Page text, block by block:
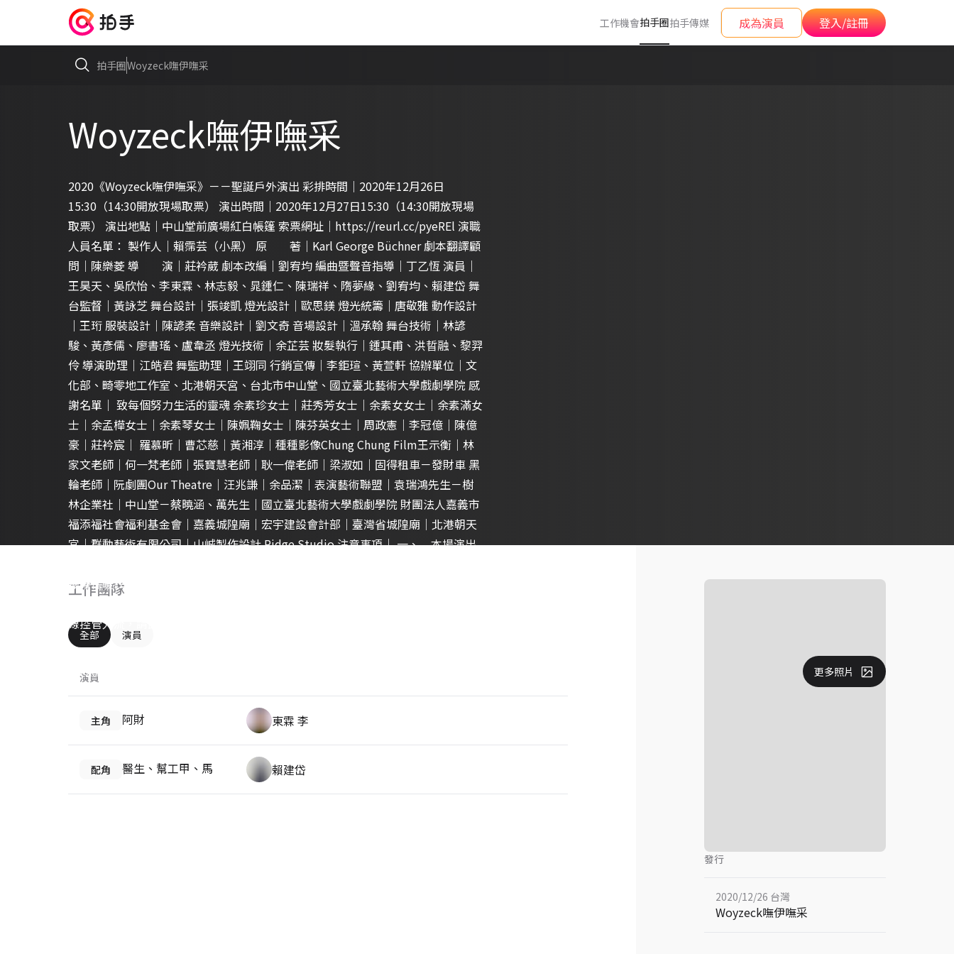
工作機會拍手圈拍手傳媒 成為演員 登入/註冊
拍手圈Woyzeck嘸伊嘸采
Woyzeck嘸伊嘸采
2020《Woyzeck嘸伊嘸采》－－聖誕戶外演出 彩排時間｜2020年12月26日
15:30（14:30開放現場取票） 演出時間｜2020年12月27日15:30（14:30開放現場
取票） 演出地點｜中山堂前廣場紅白帳篷 索票網址｜https://reurl.cc/pyeREl 演職
人員名單： 製作人｜賴霈芸（小黑） 原 著｜Karl George Büchner 劇本翻譯顧
問｜陳樂菱 導 演｜莊衿葳 劇本改編｜劉宥均 編曲暨聲音指導｜丁乙恆 演員｜
王昊天、吳欣怡、李東霖、林志毅、晁鍾仁、陳瑞祥、隋夢緣、劉宥均、賴建岱 舞
台監督｜黃詠芝 舞台設計｜張竣凱 燈光設計｜歐思鎂 燈光統籌｜唐敬雅 動作設計
｜王珩 服裝設計｜陳諺柔 音樂設計｜劉文奇 音場設計｜溫承翰 舞台技術｜林諺
駿、黃彥儒、廖書瑤、盧韋丞 燈光技術｜余芷芸 妝髮執行｜鍾其甫、洪晢融、黎羿
伶 導演助理｜江皓君 舞監助理｜王翊同 行銷宣傳｜李鉅瑄、黃萱軒 協辦單位｜文
化部、畸零地工作室、北港朝天宮、台北市中山堂、國立臺北藝術大學戲劇學院 感
謝名單｜ 致每個努力生活的靈魂 余素珍女士｜莊秀芳女士｜余素女女士｜余素滿女
士｜余孟樺女士｜余素琴女士｜陳姵鞠女士｜陳芬英女士｜周政憲｜李冠億｜陳億
豪｜莊衿宸｜ 羅慕昕｜曹芯慈｜黃湘淳｜種種影像Chung Chung Film王示衡｜林
家文老師｜何一梵老師｜張寶慧老師｜耿一偉老師｜梁淑如｜固得租車－發財車 黑
輪老師｜阮劇團Our Theatre｜汪兆謙｜余品潔｜表演藝術聯盟｜袁瑞鴻先生－樹
林企業社｜中山堂－蔡曉涵、萬先生｜國立臺北藝術大學戲劇學院 財團法人嘉義市
福添福社會福利基金會｜嘉義城隍廟｜宏宇建設會計部｜臺灣省城隍廟｜北港朝天
宮｜群動藝術有限公司｜山峸製作設計 Ridge Studio 注意事項｜ 一、 本場演出
攜帶保暖衣物。 三、 將於入口處全面量體溫，額溫攝氏37.5度以上者，將無法入
線控管人流，請民眾配合。
2020 更多照片
工作團隊
全部 演員
演員
主角 阿財 東霖 李
配角 醫生、幫工甲、馬 賴建岱
發行
2020/12/26 台灣
Woyzeck嘸伊嘸采